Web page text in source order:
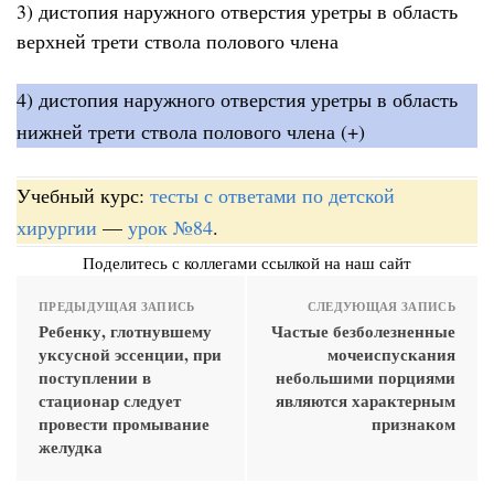
3) дистопия наружного отверстия уретры в область
верхней трети ствола полового члена
4) дистопия наружного отверстия уретры в область
нижней трети ствола полового члена (+)
Учебный курс: тесты с ответами по детской
хирургии — урок №84.
Поделитесь с коллегами ссылкой на наш сайт
ПРЕДЫДУЩАЯ ЗАПИСЬ
Ребенку, глотнувшему
уксусной эссенции, при
поступлении в
стационар следует
провести промывание
желудка
СЛЕДУЮЩАЯ ЗАПИСЬ
Частые безболезненные
мочеиспускания
небольшими порциями
являются характерным
признаком